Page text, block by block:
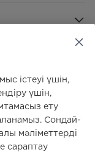
істеуі үшін,
үшін,
ету
Сондай-
мәліметтерді
сараптау